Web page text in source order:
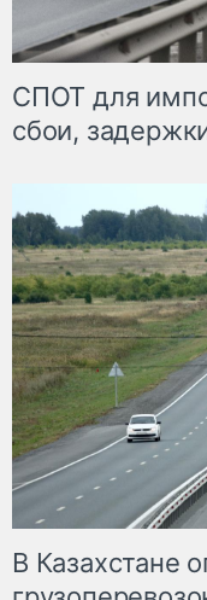
СПОТ для
сбои,
В Казахстане